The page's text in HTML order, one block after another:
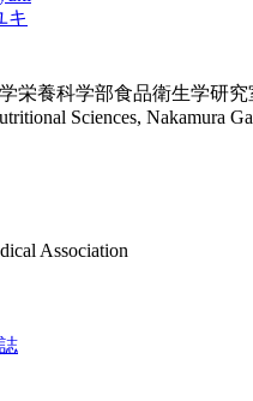
キ
栄養科学部食品衛生学研究
Sciences, Nakamura
Association